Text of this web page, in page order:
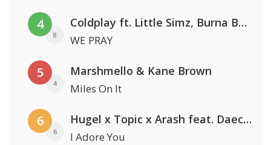
4
8
Coldplay ft. Little Simz, Burna Boy, Elyanna & Tini
WE PRAY
5
4
Marshmello & Kane Brown
Miles On It
6
6
Hugel x Topic x Arash feat. Daecolm
I Adore You